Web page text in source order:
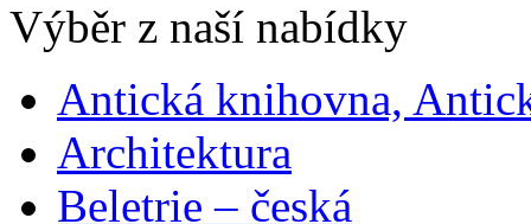
Výběr z naší nabídky
Antická knihovna,
Architektura
Beletrie – česká